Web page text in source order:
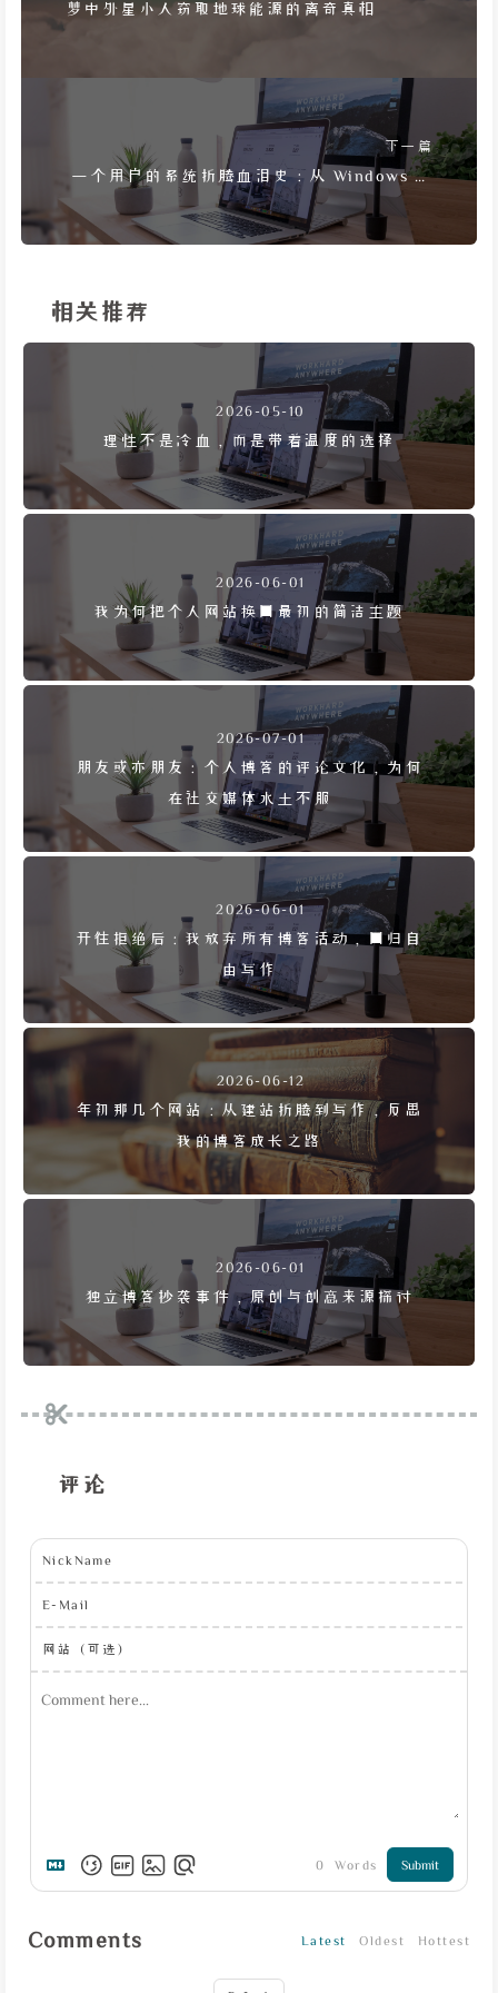
梦中外星小人窃取地球能源的离奇真相
下一篇
一个用户的系统折腾血泪史：从 Windows 到
Linux 又回 Windows
相关推荐
2026-05-10
理性不是冷血，而是带着温度的选择
2026-06-01
我为何把个人网站换回最初的简洁主题
2026-07-01
朋友或亦朋友：个人博客的评论文化，为何
在社交媒体水土不服
2026-06-01
开往拒绝后：我放弃所有博客活动，回归自
由写作
2026-06-12
年初那几个网站：从建站折腾到写作，反思
我的博客成长之路
2026-06-01
独立博客抄袭事件，原创与创意来源探讨
评论
NickName
E-Mail
网站（可选）
0 Words Submit
Comments Latest Oldest Hottest